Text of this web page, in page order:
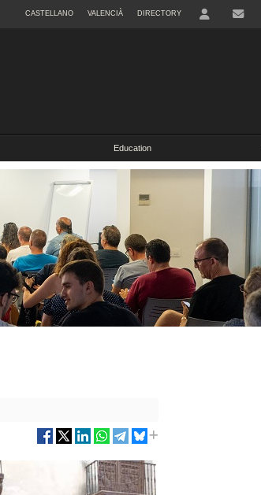
CASTELLANO VALENCIÀ DIRECTORY
Education